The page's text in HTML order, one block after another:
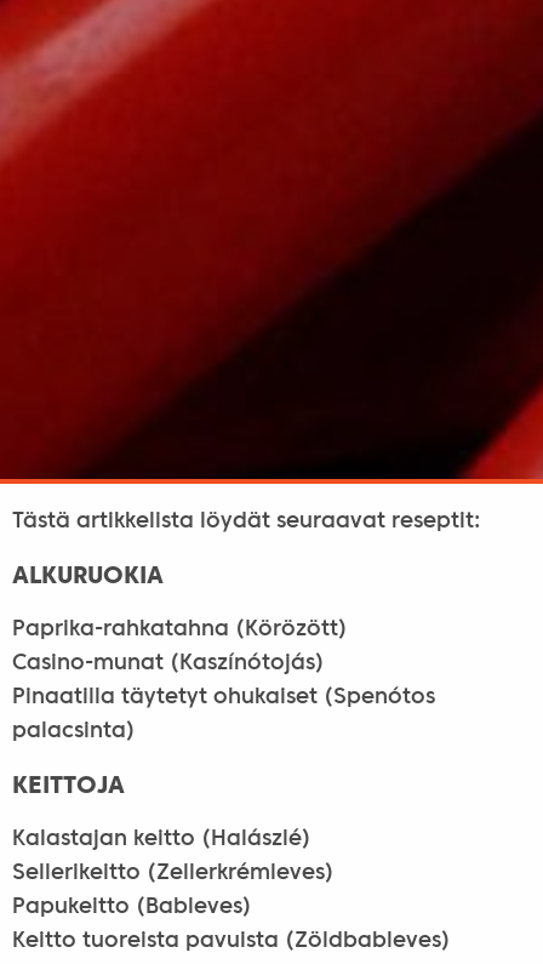
Tästä artikkelista löydät seuraavat reseptit:
ALKURUOKIA
Paprika-rahkatahna (Körözött)
Casino-munat (Kaszínótojás)
Pinaatilla täytetyt ohukaiset (Spenótos
palacsinta)
KEITTOJA
Kalastajan keitto (Halászlé)
Sellerikeitto (Zellerkrémleves)
Papukeitto (Bableves)
Keitto tuoreista pavuista (Zöldbableves)